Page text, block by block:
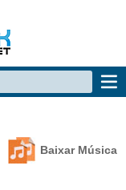
Baixar Música